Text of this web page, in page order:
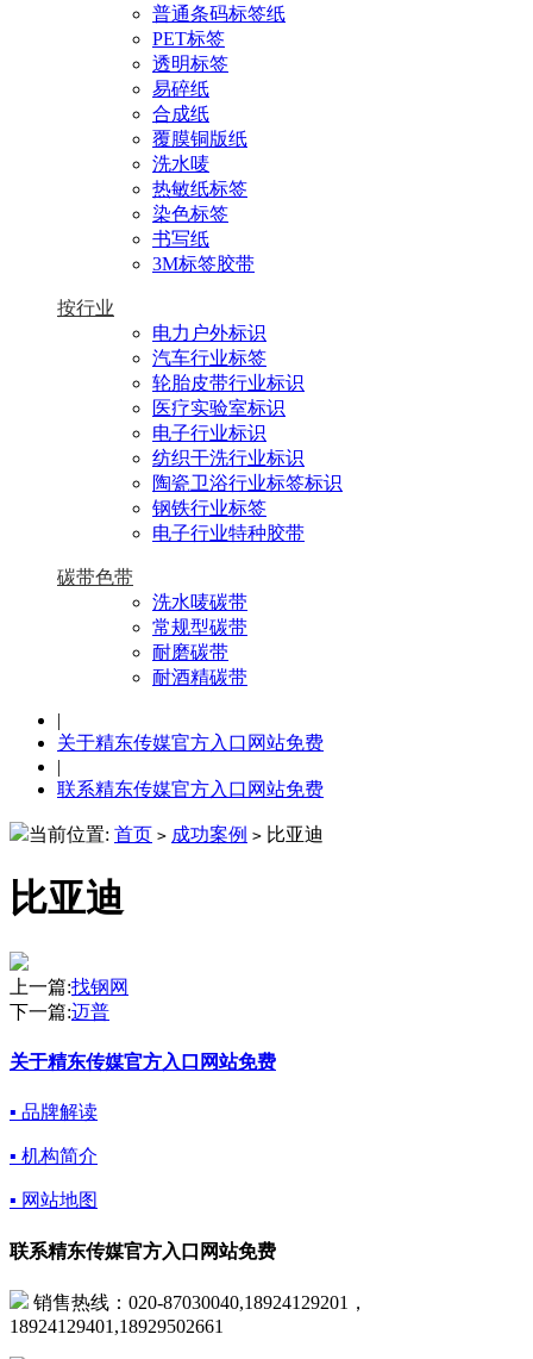
普通条码标签纸
PET标签
透明标签
易碎纸
合成纸
覆膜铜版纸
洗水唛
热敏纸标签
染色标签
书写纸
3M标签胶带
按行业
电力户外标识
汽车行业标签
轮胎皮带行业标识
医疗实验室标识
电子行业标识
纺织干洗行业标识
陶瓷卫浴行业标签标识
钢铁行业标签
电子行业特种胶带
碳带色带
洗水唛碳带
常规型碳带
耐磨碳带
耐酒精碳带
|
关于精东传媒官方入口网站免费
|
联系精东传媒官方入口网站免费
当前位置: 首页 > 成功案例 > 比亚迪
比亚迪
上一篇:找钢网
下一篇:迈普
关于精东传媒官方入口网站免费
▪ 品牌解读
▪ 机构简介
▪ 网站地图
联系精东传媒官方入口网站免费
销售热线：020-87030040,18924129201，
18924129401,18929502661